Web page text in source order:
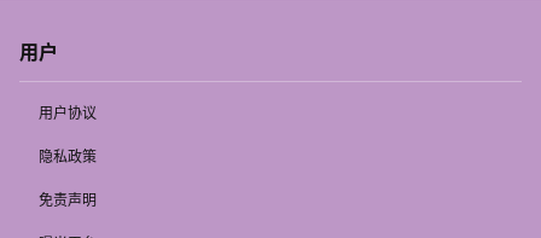
用户
用户协议
隐私政策
免责声明